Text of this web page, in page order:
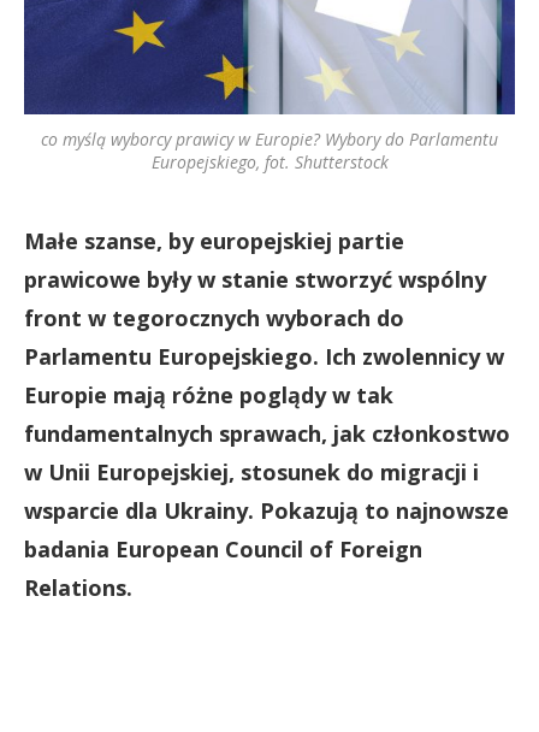
co myślą wyborcy prawicy w Europie? Wybory do Parlamentu
Europejskiego, fot. Shutterstock
Małe szanse, by europejskiej partie
prawicowe były w stanie stworzyć wspólny
front w tegorocznych wyborach do
Parlamentu Europejskiego. Ich zwolennicy w
Europie mają różne poglądy w tak
fundamentalnych sprawach, jak członkostwo
w Unii Europejskiej, stosunek do migracji i
wsparcie dla Ukrainy. Pokazują to najnowsze
badania European Council of Foreign
Relations.